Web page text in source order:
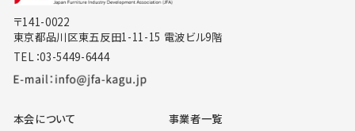
〒141-0022
東京都品川区東五反田1-11-15 電波ビル9階
TEL：03-5449-6444
本会について
事業者一覧